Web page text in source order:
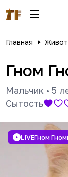
Главная
Гном
Мальчик • 5
Сытость
LIVEГном